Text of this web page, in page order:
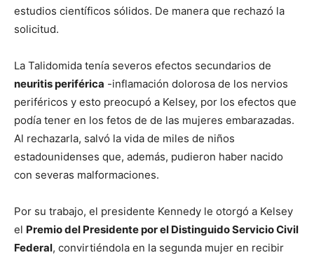
estudios científicos sólidos. De manera que rechazó la
solicitud.
La Talidomida tenía severos efectos secundarios de
neuritis periférica -inflamación dolorosa de los nervios
periféricos y esto preocupó a Kelsey, por los efectos que
podía tener en los fetos de de las mujeres embarazadas.
Al rechazarla, salvó la vida de miles de niños
estadounidenses que, además, pudieron haber nacido
con severas malformaciones.
Por su trabajo, el presidente Kennedy le otorgó a Kelsey
el Premio del Presidente por el Distinguido Servicio Civil
Federal, convirtiéndola en la segunda mujer en recibir